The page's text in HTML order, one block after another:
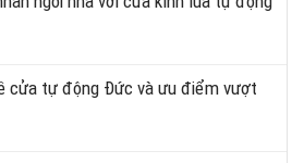
cửa tự động Đức và ưu điểm vượt